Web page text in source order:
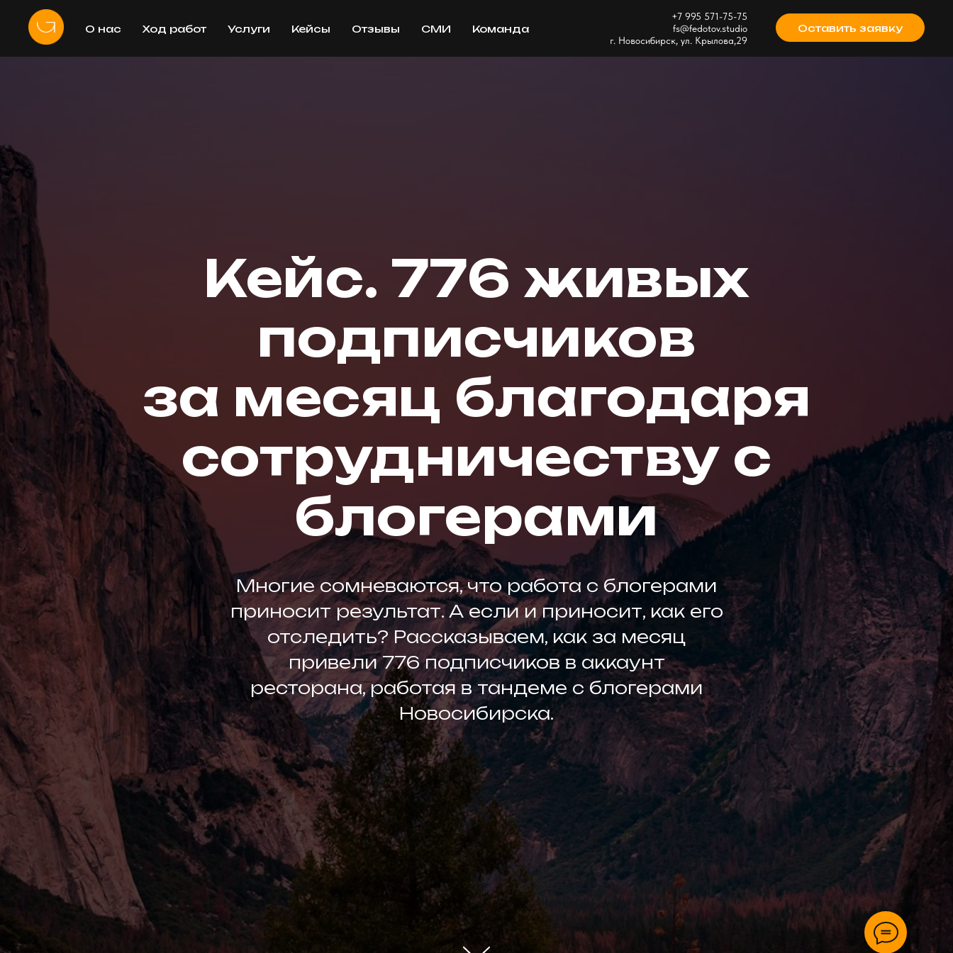
О нас Ход работ Услуги Кейсы Отзывы СМИ Команда
+7 995 571-75-75
fs@fedotov.studio
г. Новосибирск, ул. Крылова,29
Оставить заявку
Кейс. 776 живых
подписчиков
за месяц благодаря
сотрудничеству с
блогерами
Многие сомневаются, что работа с блогерами
приносит результат. А если и приносит, как его
отследить? Рассказываем, как за месяц
привели 776 подписчиков в аккаунт
ресторана, работая в тандеме с блогерами
Новосибирска.